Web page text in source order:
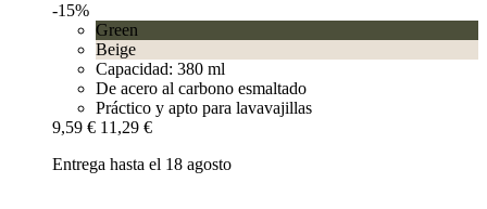
-15%
Green
Beige
Capacidad: 380 ml
De acero al carbono esmaltado
Práctico y apto para lavavajillas
9,59 € 11,29 €
Entrega hasta el 18 agosto